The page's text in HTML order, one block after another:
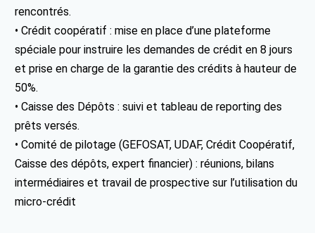
rencontrés.
• Crédit coopératif : mise en place d’une plateforme
spéciale pour instruire les demandes de crédit en 8 jours
et prise en charge de la garantie des crédits à hauteur de
50%.
• Caisse des Dépôts : suivi et tableau de reporting des
prêts versés.
• Comité de pilotage (GEFOSAT, UDAF, Crédit Coopératif,
Caisse des dépôts, expert financier) : réunions, bilans
intermédiaires et travail de prospective sur l’utilisation du
micro-crédit